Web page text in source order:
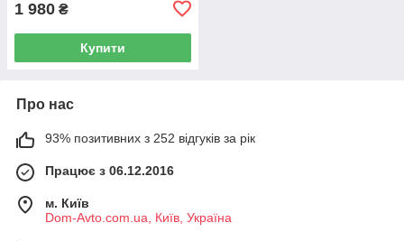
1 980 ₴
Купити
Про нас
93% позитивних з 252 відгуків за рік
Працює з 06.12.2016
м. Київ
Dom-Avto.com.ua, Київ, Україна